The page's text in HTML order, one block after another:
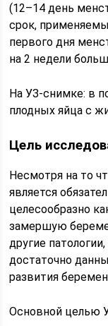
(12–14 день
срок,
первого дня
на 2 недели
На УЗ-снимке: в
плодных яйца с
Цель
Несмотря на то
является
целесообразно
замершую
другие
достаточно
развития
Основной целью